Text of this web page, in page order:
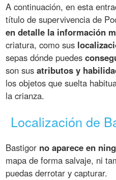
A continuación, en esta
título de supervivencia de
en detalle la información
criatura, como sus
sepas dónde puedes
son susatributos y
los objetos que suelta
la crianza.
Localización de
Bastigor no aparece en
mapa de forma salvaje, ni
puedas derrotar y capturar.